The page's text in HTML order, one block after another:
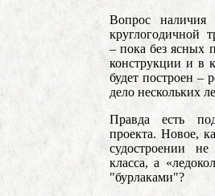
Вопрос наличия
круглогодичной
– пока без ясных
конструкции и в
будет построен –
дело нескольких
Правда есть
проекта. Новое,
судостроении не
класса, а
"бурлаками"?